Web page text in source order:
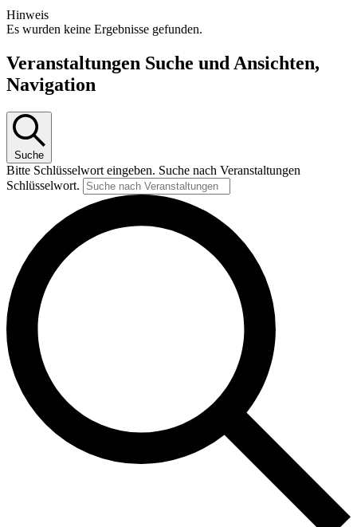
Hinweis
Es wurden keine Ergebnisse gefunden.
Veranstaltungen Suche und Ansichten,
Navigation
Suche
Bitte Schlüsselwort eingeben. Suche nach Veranstaltungen
Schlüsselwort.